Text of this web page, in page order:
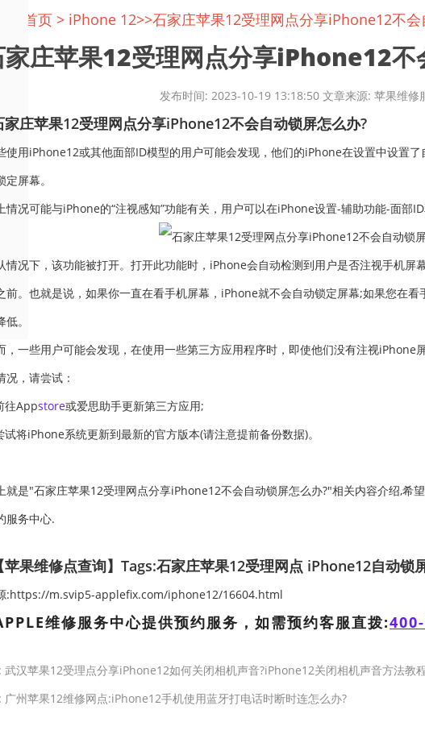
首页 > iPhone 12>>石家庄苹果12受理网点分享iPhone12不
庄苹果12受理网点分享iPhone12不
发布时间: 2023-10-19 13:18:50 文章来源: 苹果维修
苹果12受理网点分享iPhone12不会自动锁屏怎么办?
用iPhone12或其他面部ID模型的用户可能会发现，他们的iPhone在设置中设置了
屏幕。
可能与iPhone的“注视感知”功能有关，用户可以在iPhone设置-辅助功能-面部ID
况下，该功能被打开。打开此功能时，iPhone会自动检测到用户是否注视手机屏
前。也就是说，如果你一直在看手机屏幕，iPhone就不会自动锁定屏幕;如果您在
。
一些用户可能会发现，在使用一些第三方应用程序时，即使他们没有注视iPhone
况，请尝试：
Appstore或爱思助手更新第三方应用;
iPhone系统更新到最新的官方版本(请注意提前备份数据)。
是"石家庄苹果12受理网点分享iPhone12不会自动锁屏怎么办?"相关内容介绍,希
服务中心.
苹果维修点查询】Tags:石家庄苹果12受理网点 iPhone12自动锁
:https://m.svip5-applefix.com/iphone12/16604.html
维修服务中心提供预约服务，如需预约客服直拨:
武汉苹果12受理点分享iPhone12如何关闭相机声音?iPhone12关闭相机声音方法教
广州苹果12维修网点:iPhone12手机使用蓝牙打电话时断时连怎么办?